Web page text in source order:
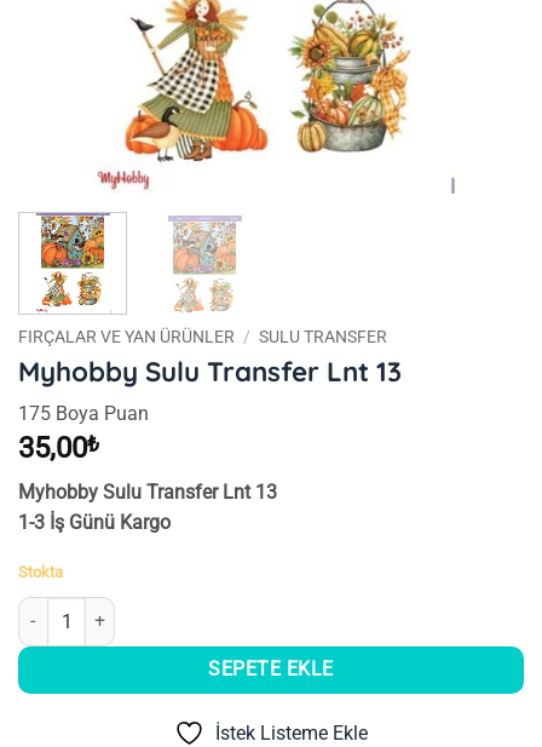
FIRÇALAR VE YAN ÜRÜNLER / SULU TRANSFER
Myhobby Sulu Transfer Lnt 13
175 Boya Puan
35,00₺
Myhobby Sulu Transfer Lnt 13
1-3 İş Günü Kargo
Stokta
Myhobby Sulu Transfer Lnt 13 adet
SEPETE EKLE
İstek Listeme Ekle